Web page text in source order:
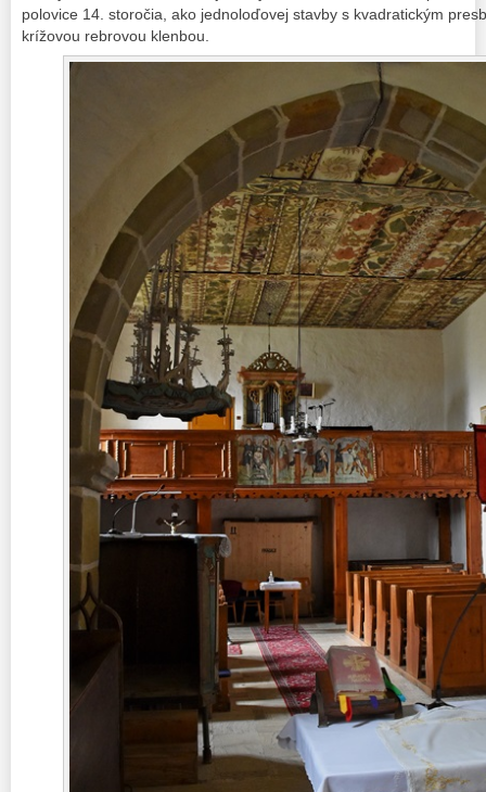
polovice 14. storočia, ako jednoloďovej stavby s kvadratickým
krížovou rebrovou klenbou.